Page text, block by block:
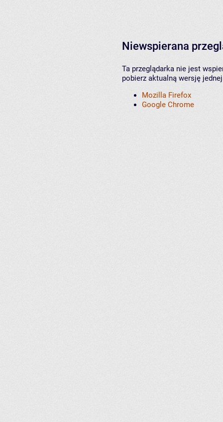
Niewspierana
Ta przeglądarka nie jest
pobierz aktualną wersję
Mozilla Firefox
Google Chrome